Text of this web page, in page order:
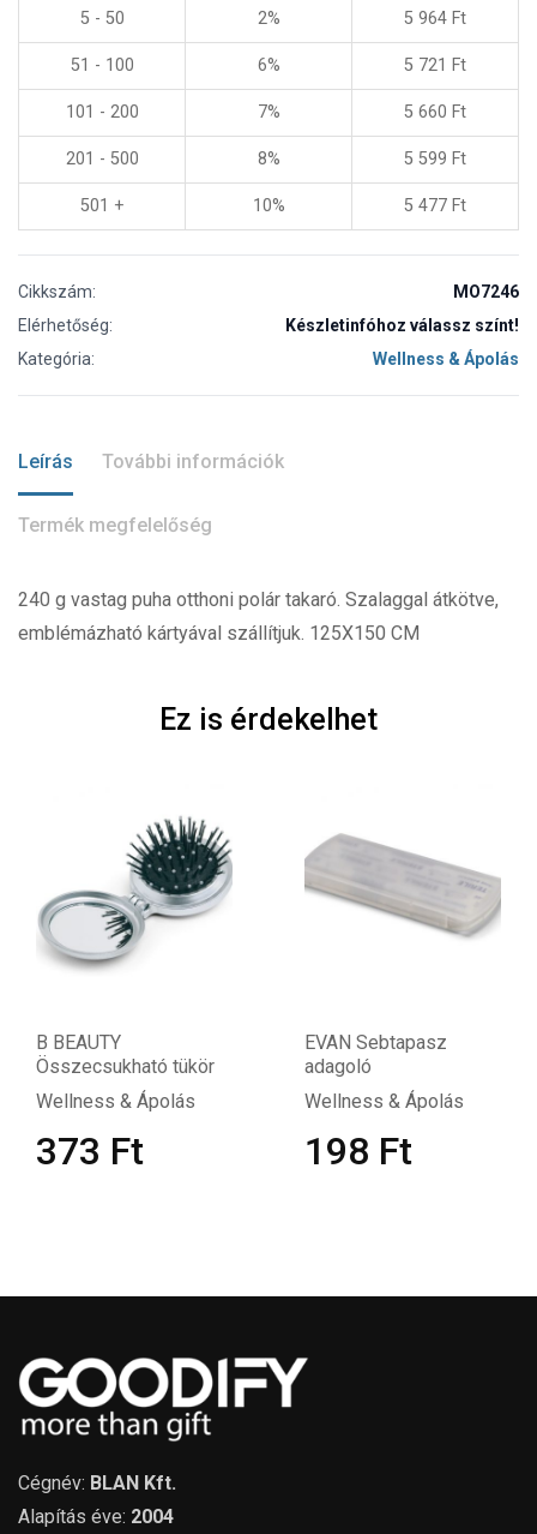
5 - 50 2% 5 964 Ft
51 - 100 6% 5 721 Ft
101 - 200 7% 5 660 Ft
201 - 500 8% 5 599 Ft
501 + 10% 5 477 Ft
Cikkszám:
MO7246
Elérhetőség:
Készletinfóhoz válassz színt!
Kategória:
Wellness & Ápolás
Leírás További információk
Termék megfelelőség
240 g vastag puha otthoni polár takaró. Szalaggal átkötve,
emblémázható kártyával szállítjuk. 125X150 CM
Ez is érdekelhet
B BEAUTY
Összecsukható tükör
Wellness & Ápolás
373 Ft
EVAN Sebtapasz
adagoló
Wellness & Ápolás
198 Ft
Cégnév: BLAN Kft.
Alapítás éve: 2004